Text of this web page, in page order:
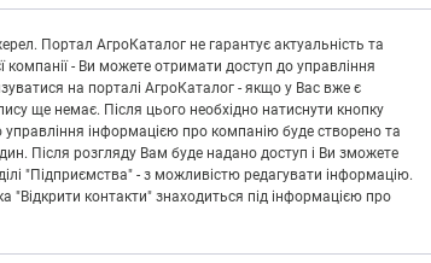
Портал АгроКаталог не гарантує актуальність та
компанії - Ви можете отримати доступ до управління
на порталі АгроКаталог - якщо у Вас вже є
ще немає. Після цього необхідно натиснути кнопку
управління інформацією про компанію буде створено та
Після розгляду Вам буде надано доступ і Ви зможете
"Підприємства" - з можливістю редагувати інформацію.
"Відкрити контакти" знаходиться під інформацією про